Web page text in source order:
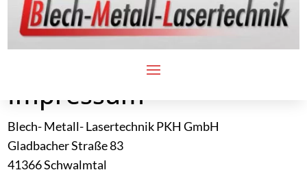
Impressum
Blech- Metall- Lasertechnik PKH GmbH
Gladbacher Straße 83
41366 Schwalmtal